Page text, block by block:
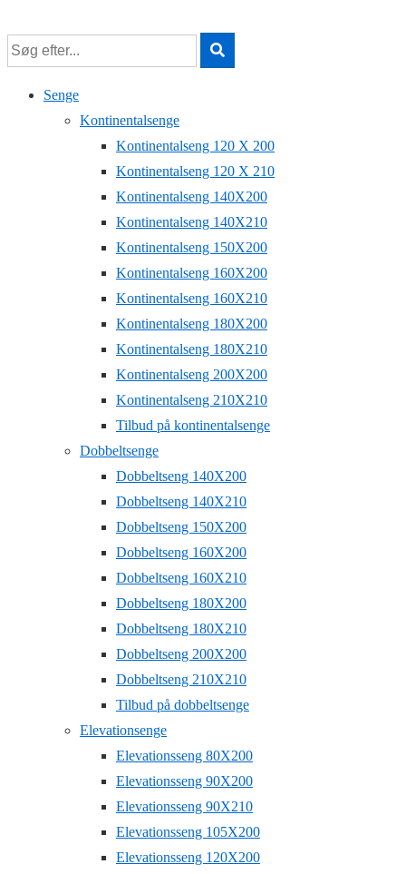
Hop
til
hovedindhold
Senge
Kontinentalsenge
Kontinentalseng 120 X 200
Kontinentalseng 120 X 210
Kontinentalseng 140X200
Kontinentalseng 140X210
Kontinentalseng 150X200
Kontinentalseng 160X200
Kontinentalseng 160X210
Kontinentalseng 180X200
Kontinentalseng 180X210
Kontinentalseng 200X200
Kontinentalseng 210X210
Tilbud på kontinentalsenge
Dobbeltsenge
Dobbeltseng 140X200
Dobbeltseng 140X210
Dobbeltseng 150X200
Dobbeltseng 160X200
Dobbeltseng 160X210
Dobbeltseng 180X200
Dobbeltseng 180X210
Dobbeltseng 200X200
Dobbeltseng 210X210
Tilbud på dobbeltsenge
Elevationsenge
Elevationsseng 80X200
Elevationsseng 90X200
Elevationsseng 90X210
Elevationsseng 105X200
Elevationsseng 120X200